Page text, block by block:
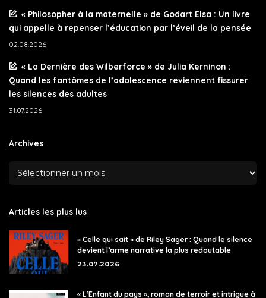
« Philosopher à la maternelle » de Godart Elsa : Un livre
qui appelle à repenser l’éducation par l’éveil de la pensée
02.08.2026
« La Dernière des Wilberforce » de Julia Kerninon :
Quand les fantômes de l’adolescence reviennent fissurer
les silences des adultes
31.07.2026
Archives
Articles les plus lus
« Celle qui sait » de Riley Sager : Quand le silence
devient l’arme narrative la plus redoutable
23.07.2026
« L’Enfant du pays », roman de terroir et intrigue à